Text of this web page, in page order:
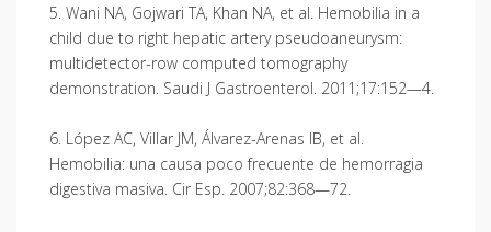
5. Wani NA, Gojwari TA, Khan NA, et al. Hemobilia in a
child due to right hepatic artery pseudoaneu­rysm:
multidetector-row computed tomography
demonstration. Saudi J Gastroenterol. 2011;17:152—4.
6. López AC, Villar JM, Álvarez-Arenas IB, et al.
Hemobilia: una causa poco frecuente de hemorragia
digestiva masiva. Cir Esp. 2007;82:368—72.